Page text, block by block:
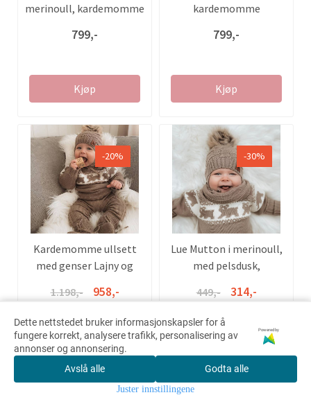
merinoull, kardemomme
799,-
Kjøp
kardemomme
799,-
Kjøp
-20%
Kardemomme ullsett
med genser Lajny og
1.198,- 958,-
Kjøp
-30%
Lue Mutton i merinoull,
med pelsdusk,
449,- 314,-
Dette nettstedet bruker informasjonskapsler for å
fungere korrekt, analysere trafikk, personalisering av
annonser og annonsering.
Powered by
Avslå alle Godta alle
Juster innstillingene